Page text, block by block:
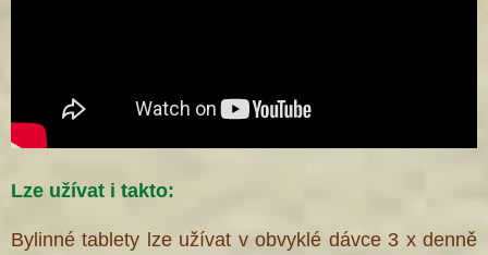
Lze užívat i takto:
Bylinné tablety lze užívat v obvyklé dávce 3 x denně